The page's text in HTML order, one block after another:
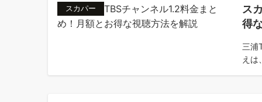
スカパー
ス
得
三浦
えは